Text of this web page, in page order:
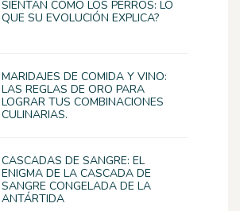
SIENTAN COMO LOS PERROS: LO
QUE SU EVOLUCIÓN EXPLICA?
MARIDAJES DE COMIDA Y VINO:
LAS REGLAS DE ORO PARA
LOGRAR TUS COMBINACIONES
CULINARIAS.
CASCADAS DE SANGRE: EL
ENIGMA DE LA CASCADA DE
SANGRE CONGELADA DE LA
ANTÁRTIDA